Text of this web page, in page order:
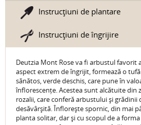
Instrucţiuni de plantare
Instrucţiuni de îngrijire
Deutzia Mont Rose va fi arbustul favorit
aspect extrem de îngrijit, formează o
sănătos, verde deschis, care pune în
înflorescențe. Acestea sunt alcătuite din
rozalii, care conferă arbustului și
desăvârșită. Înflorește spornic, din mai
planta solitar, dar și cu scopul de a